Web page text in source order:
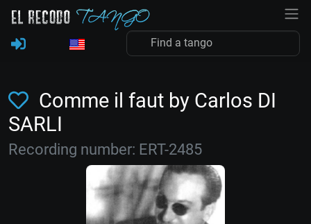
Comme il faut by Carlos DI
SARLI
Recording number: ERT-2485